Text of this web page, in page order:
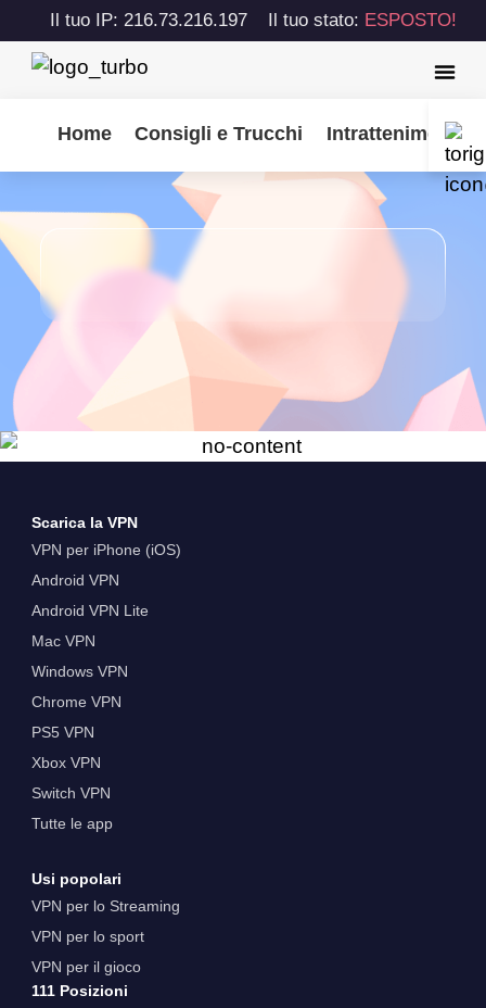
Il tuo IP: 216.73.216.197 Il tuo stato: ESPOSTO!
Home Consigli e Trucchi Intrattenimento
Scarica la VPN
VPN per iPhone (iOS)
Android VPN
Android VPN Lite
Mac VPN
Windows VPN
Chrome VPN
PS5 VPN
Xbox VPN
Switch VPN
Tutte le app
Usi popolari
VPN per lo Streaming
VPN per lo sport
VPN per il gioco
111 Posizioni